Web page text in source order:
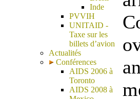
Inde
PVVIH
UNITAID -
Taxe sur les
billets d’avion
Actualités
Conférences
AIDS 2006 à
Toronto
AIDS 2008 à